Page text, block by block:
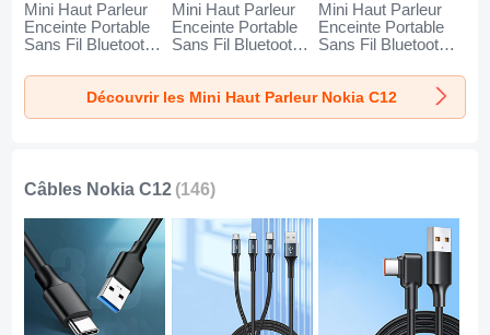
Mini Haut Parleur
Enceinte Portable
Sans Fil Bluetooth
pour Nokia C12 Or
Mini Haut Parleur
Enceinte Portable
Sans Fil Bluetooth
pour Nokia C12
Noir
Mini Haut Parleur
Enceinte Portable
Sans Fil Bluetooth
pour Nokia C12
Bleu
Découvrir les Mini Haut Parleur Nokia C12
Câbles Nokia C12 (146)